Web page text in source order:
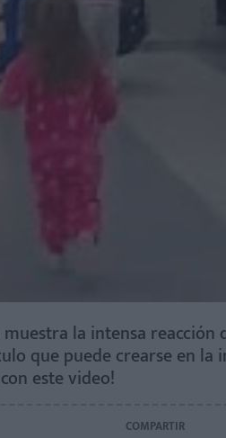
la intensa reacción
que puede crearse en
este video!
COMPARTIR